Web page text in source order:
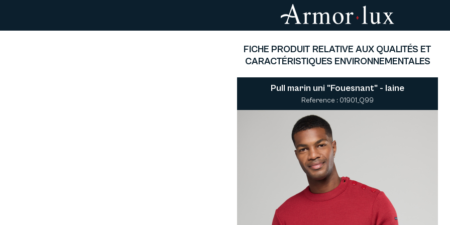
FICHE PRODUIT RELATIVE AUX QUALITÉS ET
CARACTÉRISTIQUES ENVIRONNEMENTALES
Pull marin uni "Fouesnant" - laine
Reference : 01901_Q99